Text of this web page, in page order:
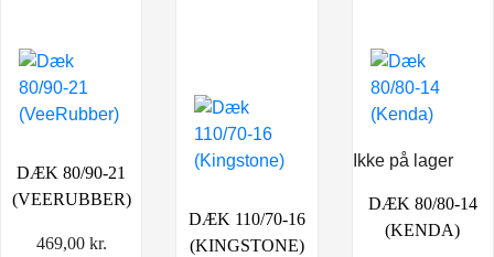
DÆK 80/90-21
(VEERUBBER)
469,00 kr.
DÆK 110/70-16
(KINGSTONE)
Ikke på lager
DÆK 80/80-14
(KENDA)